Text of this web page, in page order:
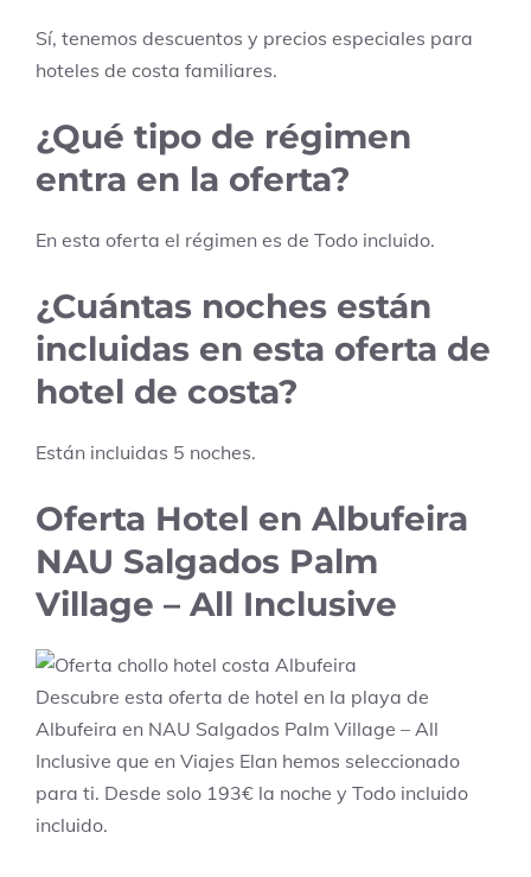
Sí, tenemos descuentos y precios especiales para
hoteles de costa familiares.
¿Qué tipo de régimen
entra en la oferta?
En esta oferta el régimen es de Todo incluido.
¿Cuántas noches están
incluidas en esta oferta de
hotel de costa?
Están incluidas 5 noches.
Oferta Hotel en Albufeira
NAU Salgados Palm
Village – All Inclusive
Descubre esta oferta de hotel en la playa de
Albufeira en NAU Salgados Palm Village – All
Inclusive que en Viajes Elan hemos seleccionado
para ti. Desde solo 193€ la noche y Todo incluido
incluido.